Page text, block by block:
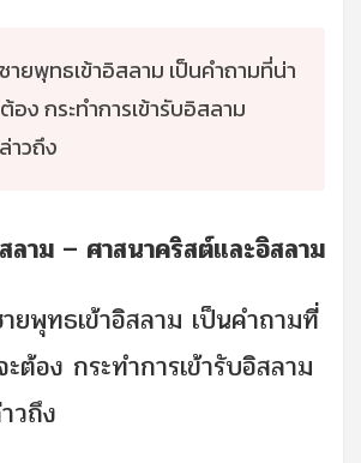
ายพุทธเข้าอิสลาม เป็นคำถามที่น่า
อง กระทำการเข้ารับอิสลาม
าวถึง
ลาม – ศาสนาคริสต์และอิสลาม
ยพุทธเข้าอิสลาม เป็นคำถามที่
ต้อง กระทำการเข้ารับอิสลาม
วถึง